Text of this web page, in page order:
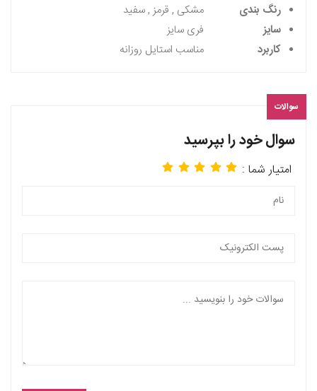
رنگ بندی
مشکی , قرمز , سفید
سایز
فری سایز
کاربرد
مناسب استایل روزانه
سوالات
سوال خود را بپرسید
امتیار شما :